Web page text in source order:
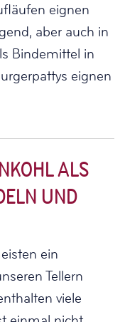
eignen
aber auch in
Bindemittel in
eignen
ALS
UND
ein
Tellern
viele